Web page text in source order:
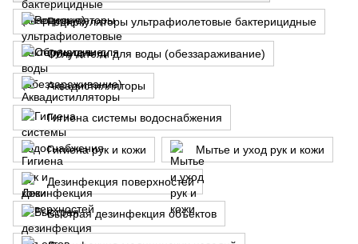
Рециркуляторы ультрафиолетовые бактерицидные
Облучатели для воды (обеззараживание)
Аквадистилляторы
Гигиена системы водоснабжения
Гигиена рук и кожи Мытье и уход рук и кожи
Дезинфекция поверхностей
Быстрая дезинфекция объектов